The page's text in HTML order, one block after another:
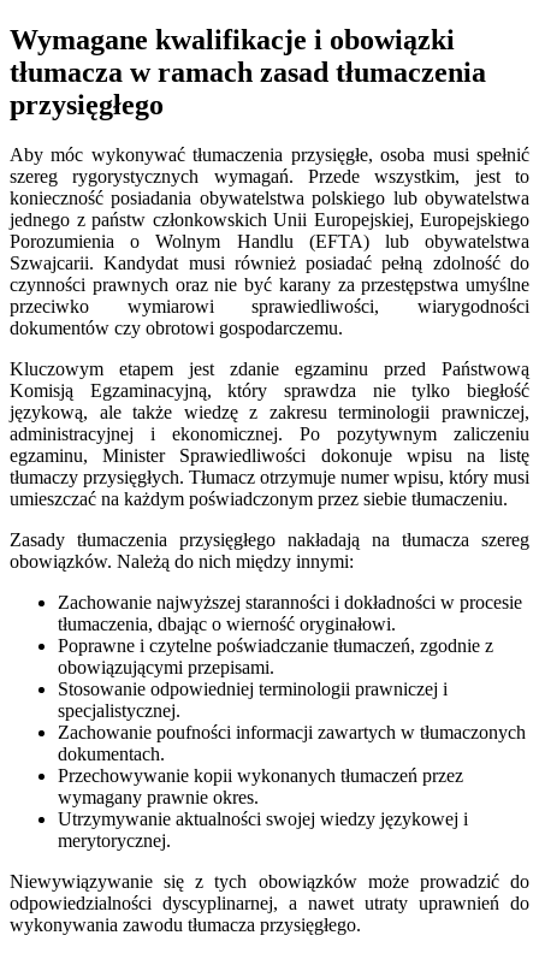
Wymagane kwalifikacje i obowiązki
tłumacza w ramach zasad tłumaczenia
przysięgłego
Aby móc wykonywać tłumaczenia przysięgłe, osoba musi spełnić
szereg rygorystycznych wymagań. Przede wszystkim, jest to
konieczność posiadania obywatelstwa polskiego lub obywatelstwa
jednego z państw członkowskich Unii Europejskiej, Europejskiego
Porozumienia o Wolnym Handlu (EFTA) lub obywatelstwa
Szwajcarii. Kandydat musi również posiadać pełną zdolność do
czynności prawnych oraz nie być karany za przestępstwa umyślne
przeciwko wymiarowi sprawiedliwości, wiarygodności
dokumentów czy obrotowi gospodarczemu.
Kluczowym etapem jest zdanie egzaminu przed Państwową
Komisją Egzaminacyjną, który sprawdza nie tylko biegłość
językową, ale także wiedzę z zakresu terminologii prawniczej,
administracyjnej i ekonomicznej. Po pozytywnym zaliczeniu
egzaminu, Minister Sprawiedliwości dokonuje wpisu na listę
tłumaczy przysięgłych. Tłumacz otrzymuje numer wpisu, który musi
umieszczać na każdym poświadczonym przez siebie tłumaczeniu.
Zasady tłumaczenia przysięgłego nakładają na tłumacza szereg
obowiązków. Należą do nich między innymi:
Zachowanie najwyższej staranności i dokładności w procesie
tłumaczenia, dbając o wierność oryginałowi.
Poprawne i czytelne poświadczanie tłumaczeń, zgodnie z
obowiązującymi przepisami.
Stosowanie odpowiedniej terminologii prawniczej i
specjalistycznej.
Zachowanie poufności informacji zawartych w tłumaczonych
dokumentach.
Przechowywanie kopii wykonanych tłumaczeń przez
wymagany prawnie okres.
Utrzymywanie aktualności swojej wiedzy językowej i
merytorycznej.
Niewywiązywanie się z tych obowiązków może prowadzić do
odpowiedzialności dyscyplinarnej, a nawet utraty uprawnień do
wykonywania zawodu tłumacza przysięgłego.